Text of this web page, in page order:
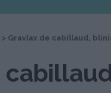
> Gravlax de cabillaud,